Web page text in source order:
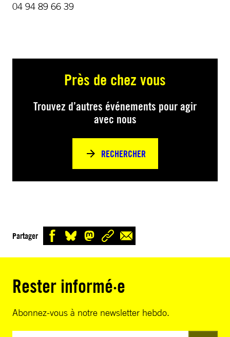
04 94 89 66 39
Près de chez vous
Trouvez d’autres événements pour agir
avec nous
RECHERCHER
Partager
Rester informé·e
Abonnez-vous à notre newsletter hebdo.